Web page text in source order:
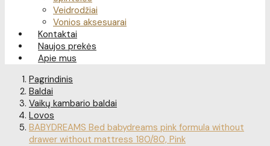
Veidrodžiai
Vonios aksesuarai
Kontaktai
Naujos prekės
Apie mus
Pagrindinis
Baldai
Vaikų kambario baldai
Lovos
BABYDREAMS Bed babydreams pink formula without
drawer without mattress 180/80, Pink